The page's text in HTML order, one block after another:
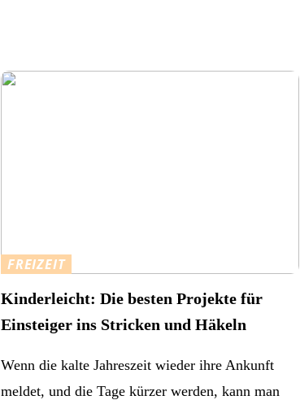
FREIZEIT
Kinderleicht: Die besten Projekte für
Einsteiger ins Stricken und Häkeln
Wenn die kalte Jahreszeit wieder ihre Ankunft
meldet, und die Tage kürzer werden, kann man